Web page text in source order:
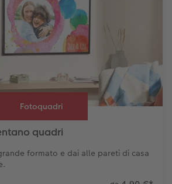
Fotoquadri
quadri
formato e dai alle pareti di casa